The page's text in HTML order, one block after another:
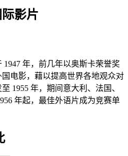
影片
1947 年，前几年以奥斯卡荣誉奖
电影，藉以提高世界各地观众对
1955 年，期间意大利、法国、
年起，最佳外语片成为竞赛单